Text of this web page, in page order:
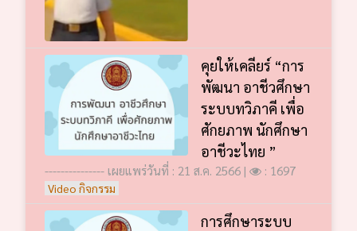
คุยให้เคลียร์ “การ
พัฒนา อาชีวศึกษา
ระบบทวิภาคี เพื่อ
ศักยภาพ นักศึกษา
อาชีวะไทย ”
--------------- เผยแพร่วันที่ : 21 ส.ค. 2566 | : 1697
Video กิจกรรม
การศึกษาระบบ